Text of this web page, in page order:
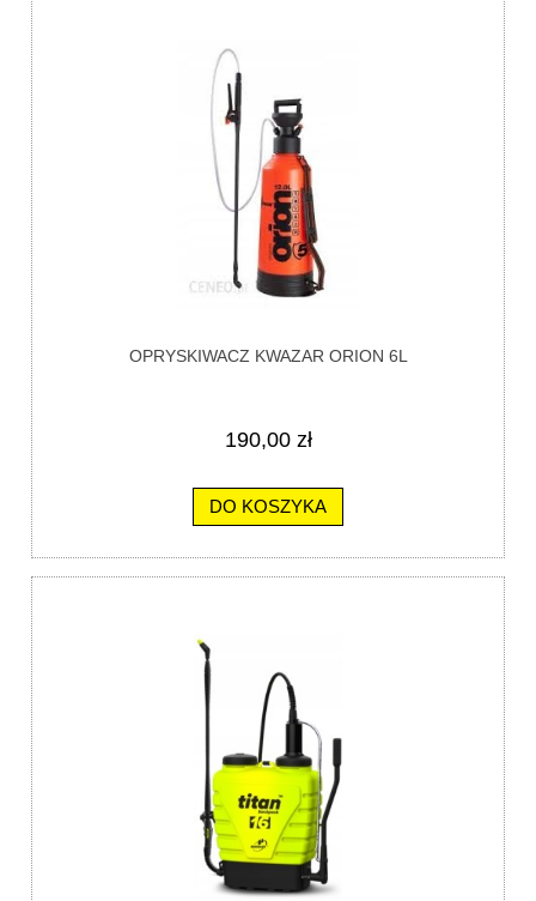
OPRYSKIWACZ KWAZAR ORION 6L
190,00 zł
DO KOSZYKA